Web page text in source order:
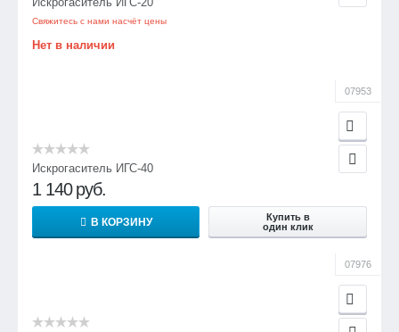
Свяжитесь с нами насчёт цены
Нет в наличии
07953
Искрогаситель ИГС-40
1 140 руб.
В КОРЗИНУ
Купить в
один клик
07976